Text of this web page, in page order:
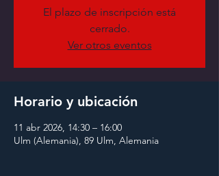
El plazo de inscripción está
cerrado.
Ver otros eventos
Horario y ubicación
11 abr 2026, 14:30 – 16:00
Ulm (Alemania), 89 Ulm, Alemania